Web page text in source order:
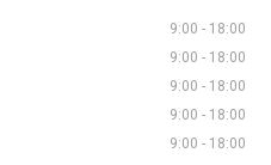
9:00 - 18:00
9:00 - 18:00
9:00 - 18:00
9:00 - 18:00
9:00 - 18:00